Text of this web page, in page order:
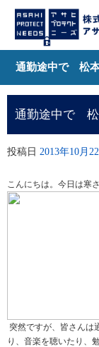
通勤途中で 松
通勤途中で 松
投稿日 2013年10月
こんにちは。今日は寒
突然ですが、皆さんは
り、音楽を聴いたり、